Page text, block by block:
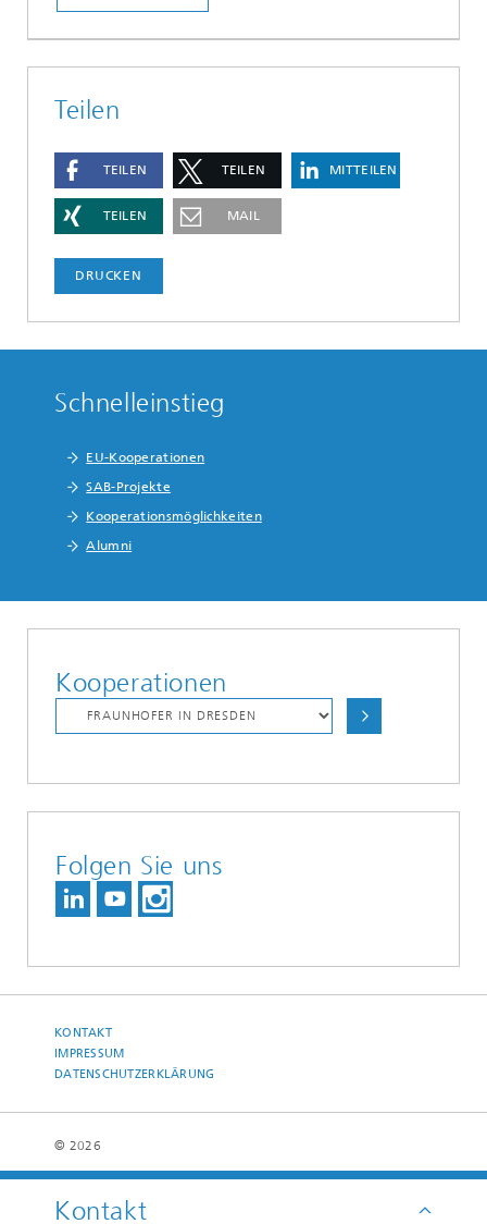
Kontakt
Teilen
TEILEN TEILEN MITTEILEN
TEILEN MAIL
DRUCKEN
Schnelleinstieg
EU-Kooperationen
SAB-Projekte
Kooperationsmöglichkeiten
Alumni
Kooperationen
Folgen Sie uns
KONTAKT
IMPRESSUM
DATENSCHUTZERKLÄRUNG
© 2026